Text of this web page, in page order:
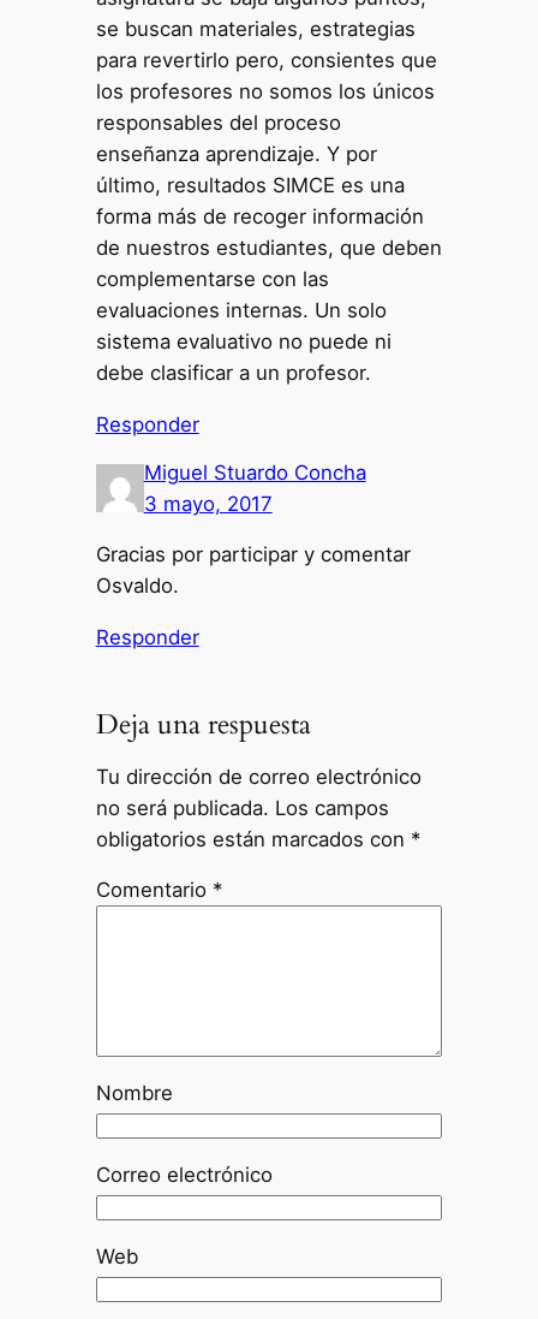
se buscan materiales, estrategias
para revertirlo pero, consientes que
los profesores no somos los únicos
responsables del proceso
enseñanza aprendizaje. Y por
último, resultados SIMCE es una
forma más de recoger información
de nuestros estudiantes, que deben
complementarse con las
evaluaciones internas. Un solo
sistema evaluativo no puede ni
debe clasificar a un profesor.
Responder
Miguel Stuardo Concha
3 mayo, 2017
Gracias por participar y comentar
Osvaldo.
Responder
Deja una respuesta
Tu dirección de correo electrónico
no será publicada. Los campos
obligatorios están marcados con *
Comentario *
Nombre
Correo electrónico
Web